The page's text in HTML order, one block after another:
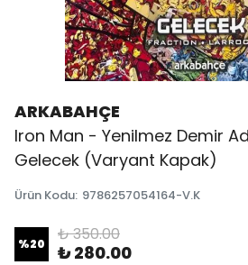
ARKABAHÇE
Iron Man - Yenilmez Demir
Gelecek (Varyant Kapak)
Ürün Kodu: 9786257054164-V.K
%20 ₺ 350.00
₺ 280.00